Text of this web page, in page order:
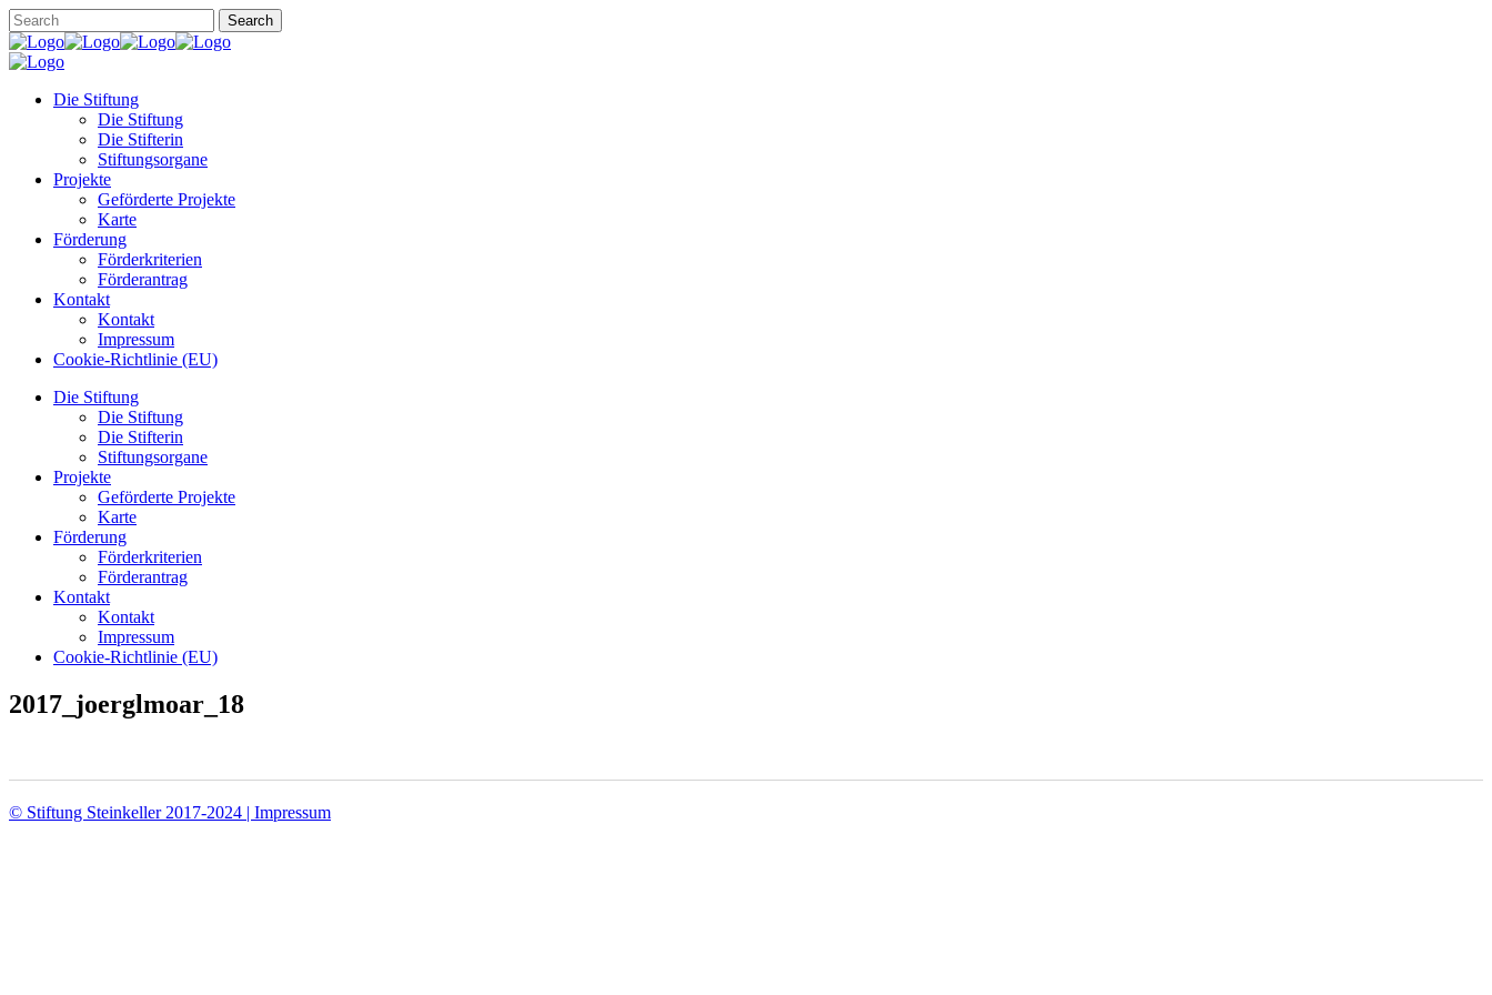
Die Stiftung
Die Stiftung
Die Stifterin
Stiftungsorgane
Projekte
Geförderte Projekte
Karte
Förderung
Förderkriterien
Förderantrag
Kontakt
Kontakt
Impressum
Cookie-Richtlinie (EU)
Die Stiftung
Die Stiftung
Die Stifterin
Stiftungsorgane
Projekte
Geförderte Projekte
Karte
Förderung
Förderkriterien
Förderantrag
Kontakt
Kontakt
Impressum
Cookie-Richtlinie (EU)
2017_joerglmoar_18
© Stiftung Steinkeller 2017-2024 | Impressum